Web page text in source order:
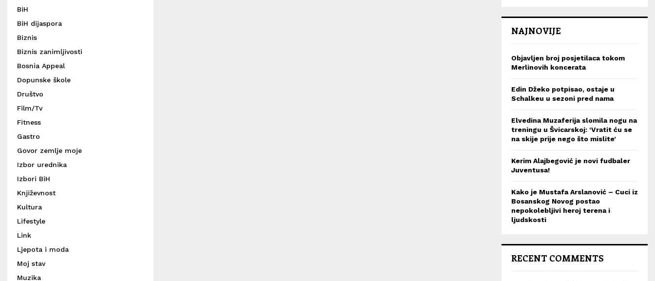
BiH
BiH dijaspora
Biznis
Biznis zanimljivosti
Bosnia Appeal
Dopunske škole
Društvo
Film/Tv
Fitness
Gastro
Govor zemlje moje
Izbor urednika
Izbori BiH
Književnost
Kultura
Lifestyle
Link
Ljepota i moda
Moj stav
Muzika
NAJNOVIJE
Objavljen broj posjetilaca tokom
Merlinovih koncerata
Edin Džeko potpisao, ostaje u
Schalkeu u sezoni pred nama
Elvedina Muzaferija slomila nogu na
treningu u Švicarskoj: ‘Vratit ću se
na skije prije nego što mislite’
Kerim Alajbegović je novi fudbaler
Juventusa!
Kako je Mustafa Arslanović – Cuci iz
Bosanskog Novog postao
nepokolebljivi heroj terena i
ljudskosti
RECENT COMMENTS